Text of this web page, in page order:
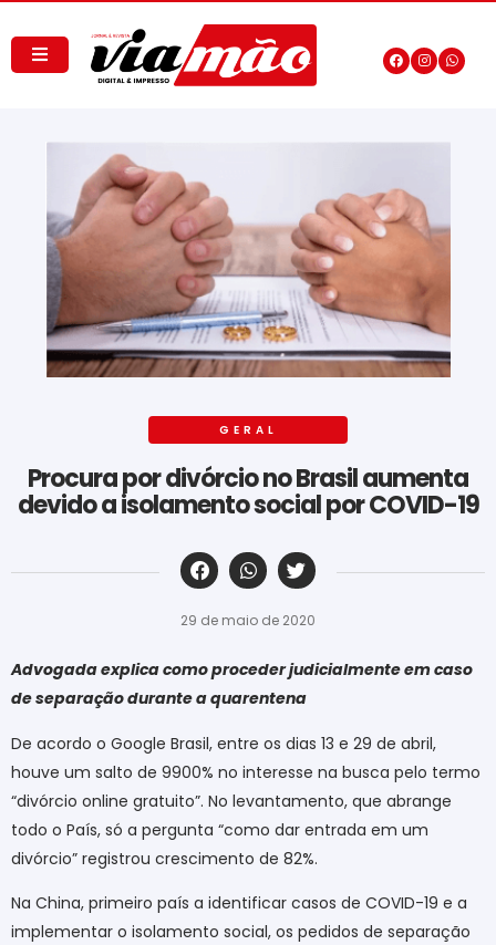
GERAL
Procura por divórcio no Brasil aumenta
devido a isolamento social por COVID-19
‎ ‎ ‎ ‎ ‎ ‎ ‎ ‎ ‎ ‎ ‎ ‎ ‎ ‎ ‎ ‎ ‎ ‎ ‎ ‎ ‎ ‎ ‎ ‎ ‎ ‎ ‎ ‎ ‎ ‎ ‎
29 de maio de 2020
Advogada explica como proceder judicialmente em caso
de separação durante a quarentena
De acordo o Google Brasil, entre os dias 13 e 29 de abril,
houve um salto de 9900% no interesse na busca pelo termo
“divórcio online gratuito”. No levantamento, que abrange
todo o País, só a pergunta “como dar entrada em um
divórcio” registrou crescimento de 82%.
Na China, primeiro país a identificar casos de COVID-19 e a
implementar o isolamento social, os pedidos de separação